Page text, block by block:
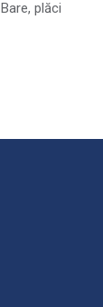
Bare, plăci